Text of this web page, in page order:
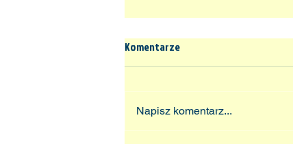
Komentarze
Napisz komentarz...